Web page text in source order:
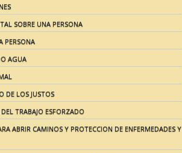
SOBRE UNA PERSONA
PERSONA
AGUA
DE LOS JUSTOS
TRABAJO ESFORZADO
ABRIR CAMINOS Y PROTECCION DE ENFERMEDADES Y